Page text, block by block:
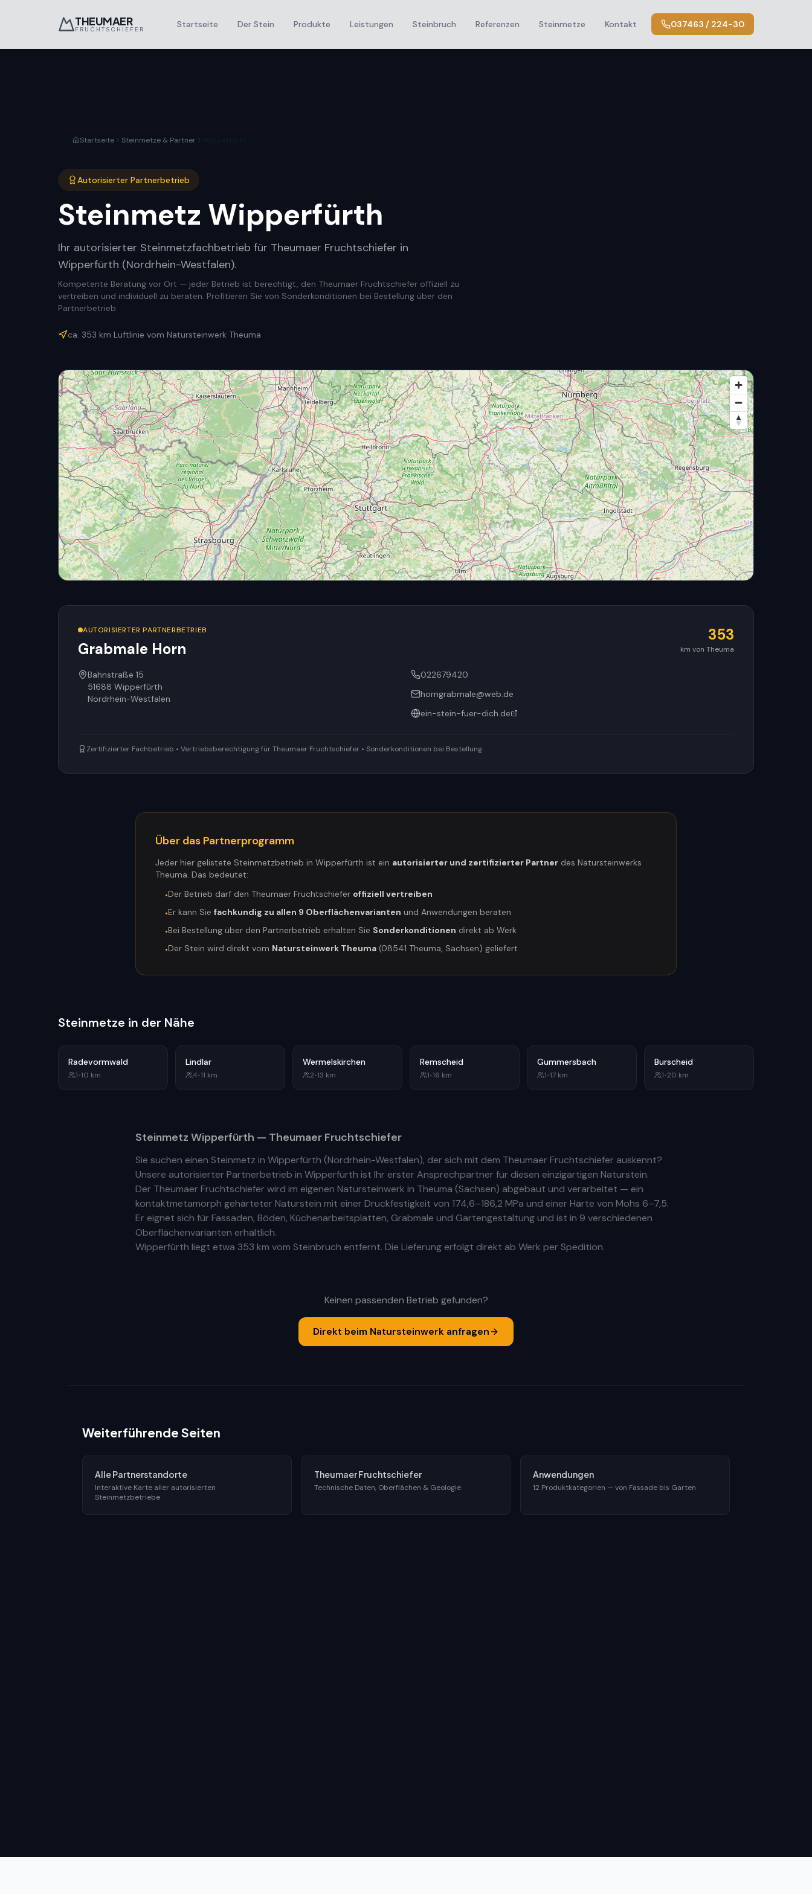
THEUMAER
FRUCHTSCHIEFER Startseite Der Stein Produkte Leistungen Steinbruch Referenzen Steinmetze Kontakt 037463 / 224-30
Startseite Steinmetze & Partner
Autorisierter Partnerbetrieb
Steinmetz Wipperfürth
Ihr autorisierter Steinmetzfachbetrieb für Theumaer Fruchtschiefer in
Wipperfürth (Nordrhein-Westfalen).
Kompetente Beratung vor Ort — jeder Betrieb ist berechtigt, den Theumaer Fruchtschiefer offiziell zu
vertreiben und individuell zu beraten. Profitieren Sie von Sonderkonditionen bei Bestellung über den
Partnerbetrieb.
ca. 353 km Luftlinie vom Natursteinwerk Theuma
AUTORISIERTER PARTNERBETRIEB
Grabmale Horn
353
km von Theuma
Bahnstraße 15
51688 Wipperfürth
Nordrhein-Westfalen
022679420
horngrabmale@web.de
ein-stein-fuer-dich.de
Zertifizierter Fachbetrieb • Vertriebsberechtigung für Theumaer Fruchtschiefer • Sonderkonditionen bei Bestellung
Über das Partnerprogramm
Jeder hier gelistete Steinmetzbetrieb in Wipperfürth ist ein autorisierter und zertifizierter Partner des Natursteinwerks
Theuma. Das bedeutet:
•Der Betrieb darf den Theumaer Fruchtschiefer offiziell vertreiben
•Er kann Sie fachkundig zu allen 9 Oberflächenvarianten und Anwendungen beraten
•Bei Bestellung über den Partnerbetrieb erhalten Sie Sonderkonditionen direkt ab Werk
•Der Stein wird direkt vom Natursteinwerk Theuma (08541 Theuma, Sachsen) geliefert
Steinmetze in der Nähe
Radevormwald
1•10 km
Lindlar
4•11 km
Wermelskirchen
2•13 km
Remscheid
1•16 km
Gummersbach
1•17 km
Burscheid
1•20 km
Steinmetz Wipperfürth — Theumaer Fruchtschiefer
Sie suchen einen Steinmetz in Wipperfürth (Nordrhein-Westfalen), der sich mit dem Theumaer Fruchtschiefer auskennt?
Unsere autorisierter Partnerbetrieb in Wipperfürth ist Ihr erster Ansprechpartner für diesen einzigartigen Naturstein.
Der Theumaer Fruchtschiefer wird im eigenen Natursteinwerk in Theuma (Sachsen) abgebaut und verarbeitet — ein
kontaktmetamorph gehärteter Naturstein mit einer Druckfestigkeit von 174,6–186,2 MPa und einer Härte von Mohs 6–7,5.
Er eignet sich für Fassaden, Böden, Küchenarbeitsplatten, Grabmale und Gartengestaltung und ist in 9 verschiedenen
Oberflächenvarianten erhältlich.
Wipperfürth liegt etwa 353 km vom Steinbruch entfernt. Die Lieferung erfolgt direkt ab Werk per Spedition.
Keinen passenden Betrieb gefunden?
Direkt beim Natursteinwerk anfragen
Weiterführende Seiten
Alle Partnerstandorte
Interaktive Karte aller autorisierten
Steinmetzbetriebe
Theumaer Fruchtschiefer
Technische Daten, Oberflächen & Geologie
Anwendungen
12 Produktkategorien — von Fassade bis Garten